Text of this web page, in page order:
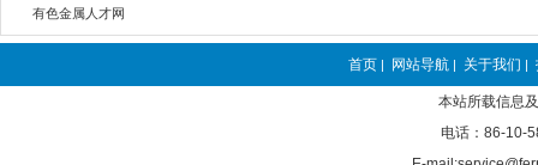
有色金属人才网
首页 | 网站导航 | 关于我们 |
本站所载信息
电话：86-10-